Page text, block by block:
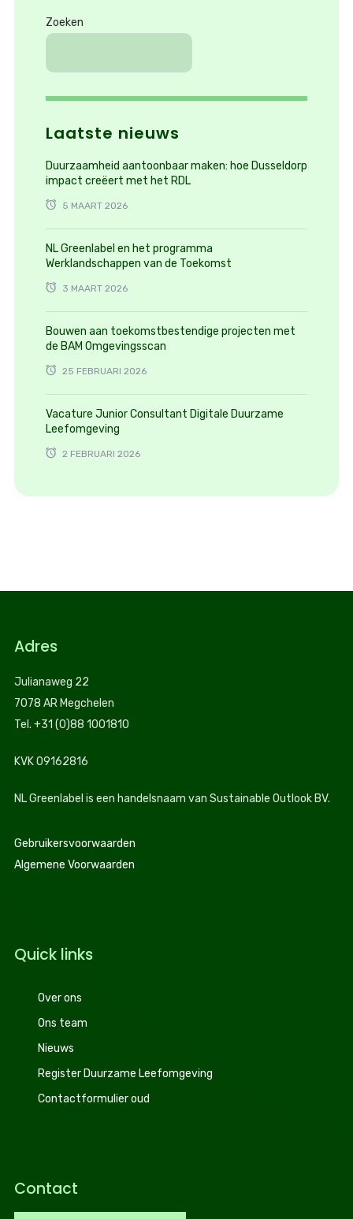
Zoeken
Laatste nieuws
Duurzaamheid aantoonbaar maken: hoe Dusseldorp
impact creëert met het RDL
5 MAART 2026
NL Greenlabel en het programma
Werklandschappen van de Toekomst
3 MAART 2026
Bouwen aan toekomstbestendige projecten met
de BAM Omgevingsscan
25 FEBRUARI 2026
Vacature Junior Consultant Digitale Duurzame
Leefomgeving
2 FEBRUARI 2026
Adres
Julianaweg 22
7078 AR Megchelen
Tel. +31 (0)88 1001810
KVK 09162816
NL Greenlabel is een handelsnaam van Sustainable Outlook BV.
Gebruikersvoorwaarden
Algemene Voorwaarden
Quick links
Over ons
Ons team
Nieuws
Register Duurzame Leefomgeving
Contactformulier oud
Contact